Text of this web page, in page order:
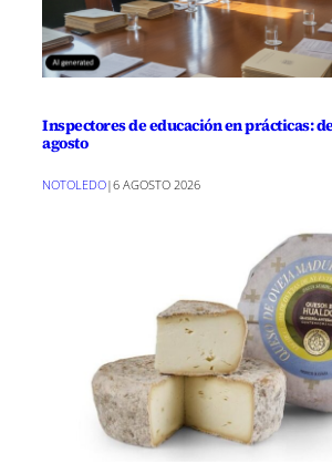
Inspectores de educación en prácticas:
agosto
NOTOLEDO|6 AGOSTO 2026